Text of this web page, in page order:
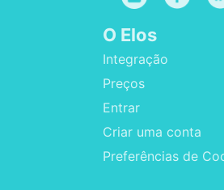
O Elos
Integração
Preços
Entrar
Criar uma conta
Preferências de